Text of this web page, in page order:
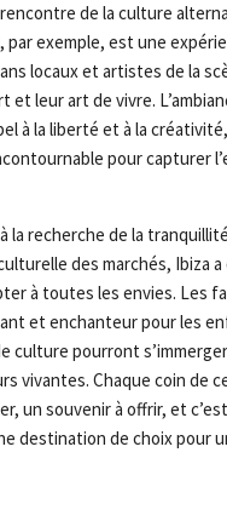
de la culture
, par exemple, est une
locaux et artistes de la
et leur art de vivre.
à la liberté et à la
pour capturer
la recherche de la
des marchés, Ibiza
à toutes les envies. Les
et enchanteur pour les
culture pourront
vivantes. Chaque coin de
un souvenir à offrir, et
destination de choix pour